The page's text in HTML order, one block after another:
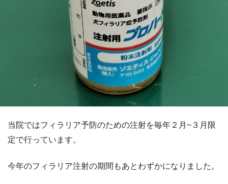
当院ではフィラリア予防のための注射を毎年２月~３月限
定で行っています。
今年のフィラリア注射の期間もあとわずかになりました。